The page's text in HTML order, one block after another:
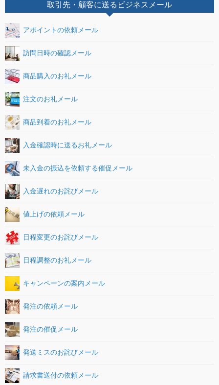
取引先・顧客に送るビジネスメール
アポイントの依頼メール
訪問日時の確認メール
商品購入のお礼メール
注文のお礼メール
商品到着のお礼メール
入金確認時に送るお礼メール
未入金の振込を依頼する催促メール
入金遅れのお詫びメール
値上げの依頼メール
日程変更のお詫びメール
日程調整のお礼メール
キャンペーンの案内メール
発注の依頼メール
発注の催促メール
発送ミスのお詫びメール
請求書送付の依頼メール